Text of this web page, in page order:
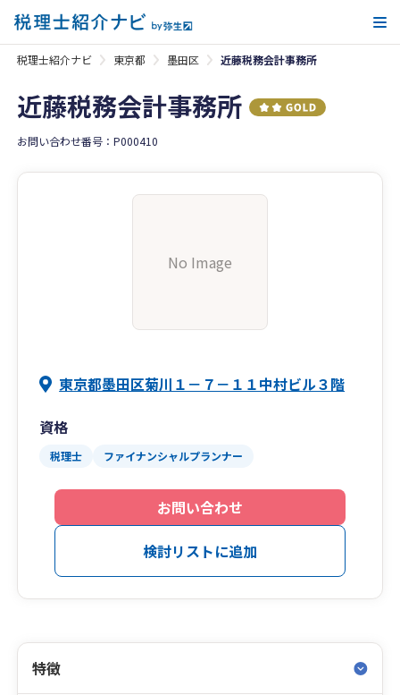
税理士紹介ナビ 東京都 墨田区 近藤税務会計事務所
近藤税務会計事務所
お問い合わせ番号：P000410
No Image
東京都墨田区菊川１－７－１１中村ビル３階
資格
税理士 ファイナンシャルプランナー
お問い合わせ
検討リストに追加
特徴